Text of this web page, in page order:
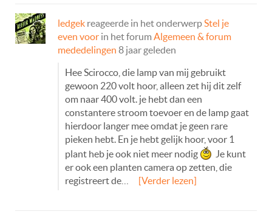
ledgek reageerde in het onderwerp Stel je
even voor in het forum Algemeen & forum
mededelingen 8 jaar geleden
Hee Scirocco, die lamp van mij gebruikt
gewoon 220 volt hoor, alleen zet hij dit zelf
om naar 400 volt. je hebt dan een
constantere stroom toevoer en de lamp gaat
hierdoor langer mee omdat je geen rare
pieken hebt. En je hebt gelijk hoor, voor 1
plant heb je ook niet meer nodig
Je kunt
er ook een planten camera op zetten, die
registreert de…
[Verder lezen]